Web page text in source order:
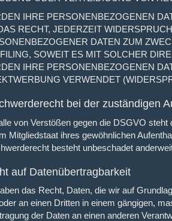
IHRE PERSONENBEZOGENEN
RECHT, JEDERZEIT
DATEN ZUM
SOWEIT ES MIT SOLCHER
IHRE PERSONENBEZOGENEN
VERWENDET
bei der zuständigen
von Verstößen gegen die DSGVO
Mitgliedstaat ihres gewöhnlichen
besteht unbeschadet
auf Daten­übertrag­barkeit
das Recht, Daten, die wir auf
an einen Dritten in einem gängigen,
der Daten an einen anderen